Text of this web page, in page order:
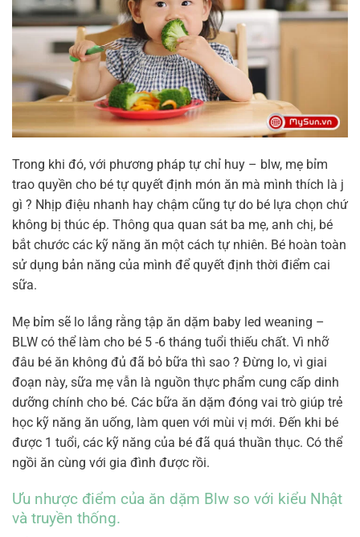
Trong khi đó, với phương pháp tự chỉ huy – blw, mẹ bỉm
trao quyền cho bé tự quyết định món ăn mà mình thích là j
gì ? Nhịp điệu nhanh hay chậm cũng tự do bé lựa chọn chứ
không bị thúc ép. Thông qua quan sát ba mẹ, anh chị, bé
bắt chước các kỹ năng ăn một cách tự nhiên. Bé hoàn toàn
sử dụng bản năng của mình để quyết định thời điểm cai
sữa.
Mẹ bỉm sẽ lo lắng rằng tập ăn dặm baby led weaning –
BLW có thể làm cho bé 5 -6 tháng tuổi thiếu chất. Vì nhỡ
đâu bé ăn không đủ đã bỏ bữa thì sao ? Đừng lo, vì giai
đoạn này, sữa mẹ vẫn là nguồn thực phẩm cung cấp dinh
dưỡng chính cho bé. Các bữa ăn dặm đóng vai trò giúp trẻ
học kỹ năng ăn uống, làm quen với mùi vị mới. Đến khi bé
được 1 tuổi, các kỹ năng của bé đã quá thuần thục. Có thể
ngồi ăn cùng với gia đình được rồi.
Ưu nhược điểm của ăn dặm Blw so với kiểu Nhật
và truyền thống.